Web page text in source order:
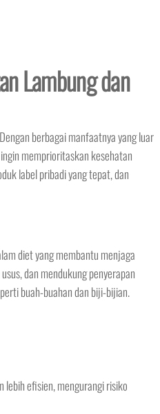
Lambung dan
berbagai manfaatnya yang luar
memprioritaskan kesehatan
label pribadi yang tepat, dan
diet yang membantu menjaga
dan mendukung penyerapan
buah-buahan dan biji-bijian.
lebih efisien, mengurangi risiko